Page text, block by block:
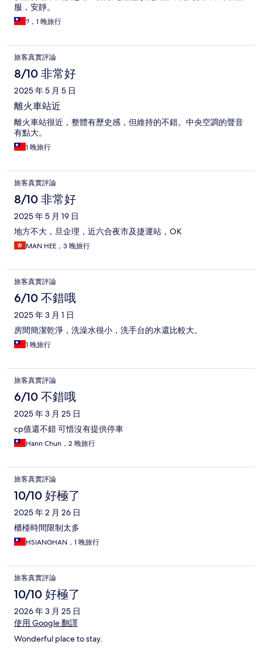
服，安靜。
?，1 晚旅行
旅客真實評論
8/10 非常好
2025 年 5 月 5 日
離火車站近
離火車站很近，整體有歷史感，但維持的不錯。中央空調的聲音
有點大。
1 晚旅行
旅客真實評論
8/10 非常好
2025 年 5 月 19 日
地方不大，旦企理，近六合夜市及捷運站，OK
MAN HEE，3 晚旅行
旅客真實評論
6/10 不錯哦
2025 年 3 月 1 日
房間簡潔乾淨，洗澡水很小，洗手台的水還比較大。
1 晚旅行
旅客真實評論
6/10 不錯哦
2025 年 3 月 25 日
cp值還不錯 可惜沒有提供停車
Hann Chun，2 晚旅行
旅客真實評論
10/10 好極了
2025 年 2 月 26 日
櫃檯時間限制太多
HSIANGHAN，1 晚旅行
旅客真實評論
10/10 好極了
2026 年 3 月 25 日
使用 Google 翻譯
Wonderful place to stay.